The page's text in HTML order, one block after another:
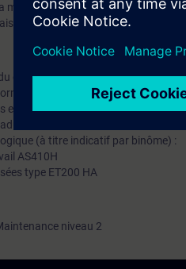
maintenance électrique
du processus clients.
centre de formation SITRAIN : 11
:
experts assurant au quotidien des
avec un suivi et une
(à titre indicatif par binôme) :
AS410H
type ET200 HA
niveau 2